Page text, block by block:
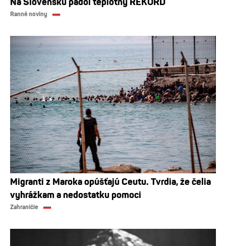
Ranné noviny
Migranti z Maroka opúšťajú Ceutu. Tvrdia, že čelia
vyhrážkam a nedostatku pomoci
Zahraničie